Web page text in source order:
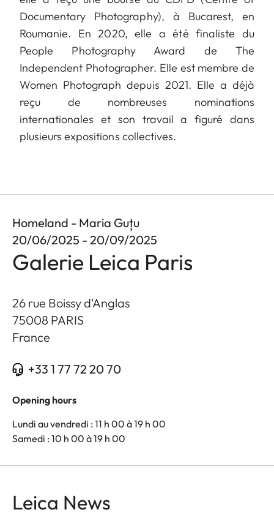
Documentary Photography), à Bucarest, en
Roumanie. En 2020, elle a été finaliste du
People Photography Award de The
Independent Photographer. Elle est membre de
Women Photograph depuis 2021. Elle a déjà
reçu de nombreuses nominations
internationales et son travail a figuré dans
plusieurs expositions collectives.
Homeland - Maria Guțu
20/06/2025 - 20/09/2025
Galerie Leica Paris
26 rue Boissy d'Anglas
75008 PARIS
France
+33 1 77 72 20 70
Opening hours
Lundi au vendredi : 11 h 00 à 19 h 00
Samedi : 10 h 00 à 19 h 00
Leica News